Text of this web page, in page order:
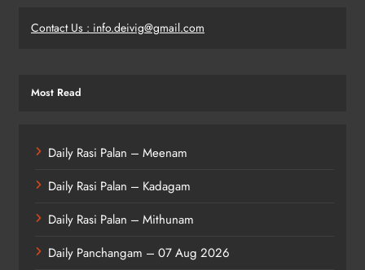
Contact Us : info.deivig@gmail.com
Most Read
Daily Rasi Palan – Meenam
Daily Rasi Palan – Kadagam
Daily Rasi Palan – Mithunam
Daily Panchangam – 07 Aug 2026